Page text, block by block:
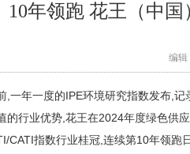
10年领跑 花王（中
编辑
,一年一度的IPE环境研究指数发布,
的行业优势,花王在2024年度绿色供
CATI指数行业桂冠,连续第10年领跑